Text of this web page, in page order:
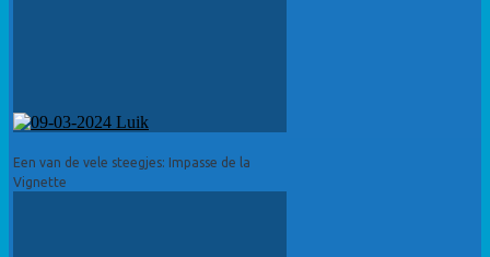
Een van de vele steegjes: Impasse de la
Vignette